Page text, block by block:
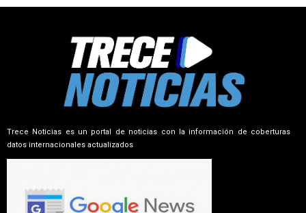
Trece Noticias es un portal de noticias con la información de coberturas
datos internacionales actualizados